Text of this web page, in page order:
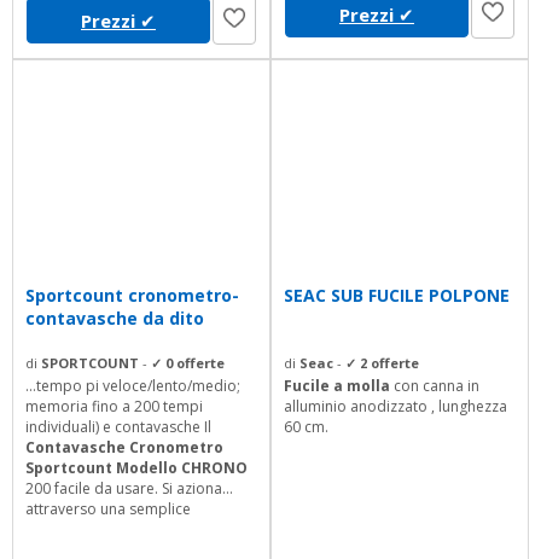
Prezzi ✔ Prezzi ✔
Sportcount cronometro-
contavasche da dito
di SPORTCOUNT - ✓ 0 offerte
...tempo pi veloce/lento/medio;
memoria fino a 200 tempi
individuali) e contavasche Il
Contavasche Cronometro
Sportcount Modello CHRONO
200 facile da usare. Si aziona
attraverso una semplice
SEAC SUB FUCILE POLPONE
di Seac - ✓ 2 offerte
Fucile a molla con canna in
alluminio anodizzato , lunghezza
60 cm.